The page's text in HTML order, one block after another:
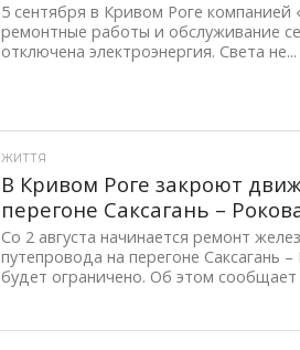
5 сентября в Кривом Роге
ремонтные работы и обслуживание
отключена электроэнергия. Света не...
ЖИТТЯ
В Кривом Роге закроют
перегоне Саксагань –
Со 2 августа начинается ремонт
путепровода на перегоне Саксагань
будет ограничено. Об этом